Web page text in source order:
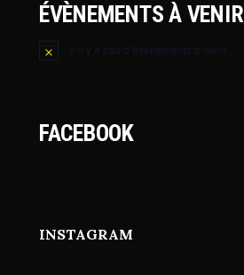
ÉVÈNEMENTS À VENIR
Notice Il n’y a pas d’évènements à venir.
FACEBOOK
INSTAGRAM